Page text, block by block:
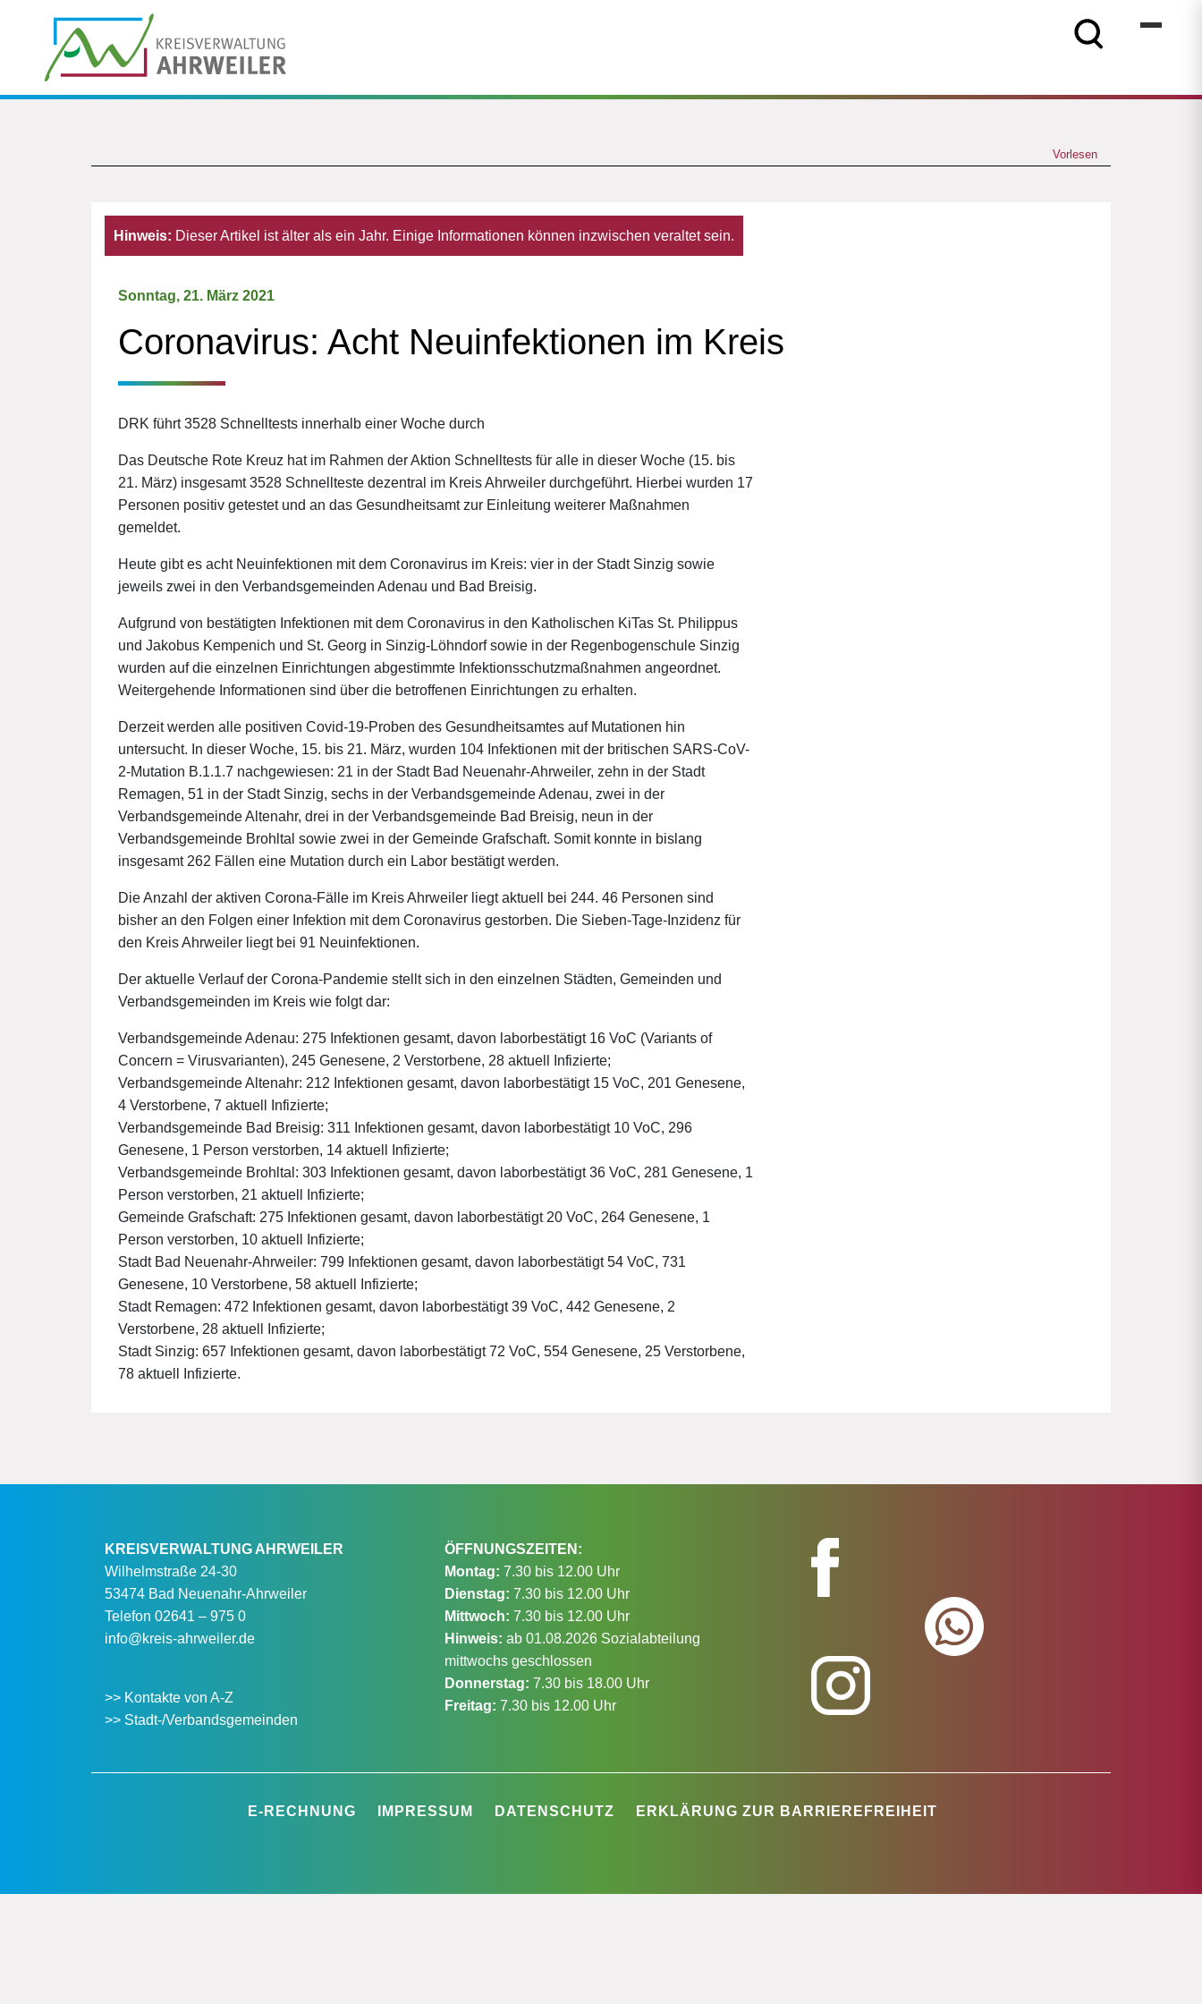
Vorlesen
Hinweis: Dieser Artikel ist älter als ein Jahr. Einige Informationen können inzwischen veraltet sein.
Sonntag, 21. März 2021
Coronavirus: Acht Neuinfektionen im Kreis
DRK führt 3528 Schnelltests innerhalb einer Woche durch
Das Deutsche Rote Kreuz hat im Rahmen der Aktion Schnelltests für alle in dieser Woche (15. bis
21. März) insgesamt 3528 Schnellteste dezentral im Kreis Ahrweiler durchgeführt. Hierbei wurden 17
Personen positiv getestet und an das Gesundheitsamt zur Einleitung weiterer Maßnahmen
gemeldet.
Heute gibt es acht Neuinfektionen mit dem Coronavirus im Kreis: vier in der Stadt Sinzig sowie
jeweils zwei in den Verbandsgemeinden Adenau und Bad Breisig.
Aufgrund von bestätigten Infektionen mit dem Coronavirus in den Katholischen KiTas St. Philippus
und Jakobus Kempenich und St. Georg in Sinzig-Löhndorf sowie in der Regenbogenschule Sinzig
wurden auf die einzelnen Einrichtungen abgestimmte Infektionsschutzmaßnahmen angeordnet.
Weitergehende Informationen sind über die betroffenen Einrichtungen zu erhalten.
Derzeit werden alle positiven Covid-19-Proben des Gesundheitsamtes auf Mutationen hin
untersucht. In dieser Woche, 15. bis 21. März, wurden 104 Infektionen mit der britischen SARS-CoV-
2-Mutation B.1.1.7 nachgewiesen: 21 in der Stadt Bad Neuenahr-Ahrweiler, zehn in der Stadt
Remagen, 51 in der Stadt Sinzig, sechs in der Verbandsgemeinde Adenau, zwei in der
Verbandsgemeinde Altenahr, drei in der Verbandsgemeinde Bad Breisig, neun in der
Verbandsgemeinde Brohltal sowie zwei in der Gemeinde Grafschaft. Somit konnte in bislang
insgesamt 262 Fällen eine Mutation durch ein Labor bestätigt werden.
Die Anzahl der aktiven Corona-Fälle im Kreis Ahrweiler liegt aktuell bei 244. 46 Personen sind
bisher an den Folgen einer Infektion mit dem Coronavirus gestorben. Die Sieben-Tage-Inzidenz für
den Kreis Ahrweiler liegt bei 91 Neuinfektionen.
Der aktuelle Verlauf der Corona-Pandemie stellt sich in den einzelnen Städten, Gemeinden und
Verbandsgemeinden im Kreis wie folgt dar:
Verbandsgemeinde Adenau: 275 Infektionen gesamt, davon laborbestätigt 16 VoC (Variants of
Concern = Virusvarianten), 245 Genesene, 2 Verstorbene, 28 aktuell Infizierte;
Verbandsgemeinde Altenahr: 212 Infektionen gesamt, davon laborbestätigt 15 VoC, 201 Genesene,
4 Verstorbene, 7 aktuell Infizierte;
Verbandsgemeinde Bad Breisig: 311 Infektionen gesamt, davon laborbestätigt 10 VoC, 296
Genesene, 1 Person verstorben, 14 aktuell Infizierte;
Verbandsgemeinde Brohltal: 303 Infektionen gesamt, davon laborbestätigt 36 VoC, 281 Genesene, 1
Person verstorben, 21 aktuell Infizierte;
Gemeinde Grafschaft: 275 Infektionen gesamt, davon laborbestätigt 20 VoC, 264 Genesene, 1
Person verstorben, 10 aktuell Infizierte;
Stadt Bad Neuenahr-Ahrweiler: 799 Infektionen gesamt, davon laborbestätigt 54 VoC, 731
Genesene, 10 Verstorbene, 58 aktuell Infizierte;
Stadt Remagen: 472 Infektionen gesamt, davon laborbestätigt 39 VoC, 442 Genesene, 2
Verstorbene, 28 aktuell Infizierte;
Stadt Sinzig: 657 Infektionen gesamt, davon laborbestätigt 72 VoC, 554 Genesene, 25 Verstorbene,
78 aktuell Infizierte.
KREISVERWALTUNG AHRWEILER
Wilhelmstraße 24-30
53474 Bad Neuenahr-Ahrweiler
Telefon 02641 – 975 0
info@kreis-ahrweiler.de
>> Kontakte von A-Z
>> Stadt-/Verbandsgemeinden
ÖFFNUNGSZEITEN:
Montag: 7.30 bis 12.00 Uhr
Dienstag: 7.30 bis 12.00 Uhr
Mittwoch: 7.30 bis 12.00 Uhr
Hinweis: ab 01.08.2026 Sozialabteilung
mittwochs geschlossen
Donnerstag: 7.30 bis 18.00 Uhr
Freitag: 7.30 bis 12.00 Uhr
E-RECHNUNG IMPRESSUM DATENSCHUTZ ERKLÄRUNG ZUR BARRIEREFREIHEIT